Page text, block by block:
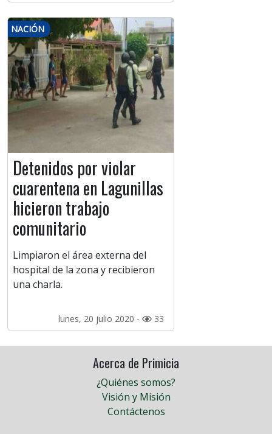
NACIÓN
Detenidos por violar
cuarentena en Lagunillas
hicieron trabajo
comunitario
Limpiaron el área externa del
hospital de la zona y recibieron
una charla.
lunes, 20 julio 2020 - 33
Acerca de Primicia
¿Quiénes somos?
Visión y Misión
Contáctenos